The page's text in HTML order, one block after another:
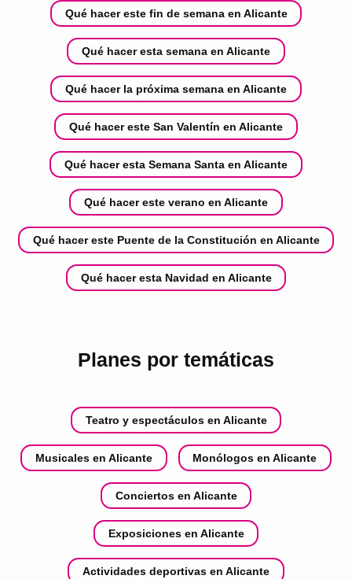
Qué hacer este fin de semana en Alicante
Qué hacer esta semana en Alicante
Qué hacer la próxima semana en Alicante
Qué hacer este San Valentín en Alicante
Qué hacer esta Semana Santa en Alicante
Qué hacer este verano en Alicante
Qué hacer este Puente de la Constitución en Alicante
Qué hacer esta Navidad en Alicante
Planes por temáticas
Teatro y espectáculos en Alicante
Musicales en Alicante Monólogos en Alicante
Conciertos en Alicante
Exposiciones en Alicante
Actividades deportivas en Alicante